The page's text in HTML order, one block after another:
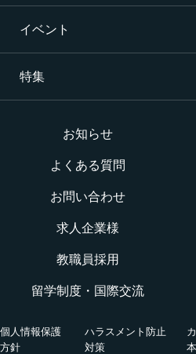
二等航空整備士コース［ヘリ
構造整備・製造コース
エアポートサービス科
グランドハンドリングコース
就職活動
寮生活
入試要項・出願・会場
学費・奨学金・教育ローン
イベント
イベント一覧
イベントカレンダー
オープンキャンパス
航空教室
オンライン相談会
特集
大学か専門学校か
航空整備士になるには？
授業を動画チェック
活躍する卒業生
お知らせ
よくある質問
お問い合わせ
求人企業様
教職員採用
留学制度・国際交流
個人情報保護
方針
ハラスメント防止
対策